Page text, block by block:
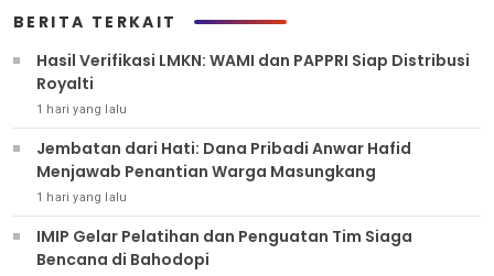
BERITA TERKAIT
Hasil Verifikasi LMKN: WAMI dan PAPPRI Siap Distribusi
Royalti
1 hari yang lalu
Jembatan dari Hati: Dana Pribadi Anwar Hafid
Menjawab Penantian Warga Masungkang
1 hari yang lalu
IMIP Gelar Pelatihan dan Penguatan Tim Siaga
Bencana di Bahodopi